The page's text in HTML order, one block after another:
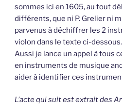
sommes ici en 1605, au tout
différents, que ni P. Grelier ni
parvenus à déchiffrer les 2
violon dans le texte ci-dessous.
Aussi je lance un appel à tous
en instruments de musique
aider à identifier ces
L’acte qui suit est extrait des